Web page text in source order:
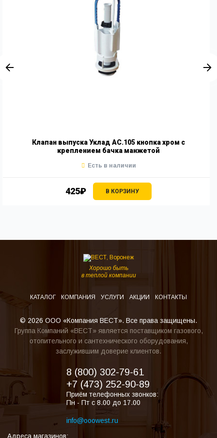
Клапан выпуска Уклад АС.105 кнопка хром c
креплением бачка манжетой
425₽ В КОРЗИНУ
Есть в наличии
Хорошо быть
в теплой компании
КАТАЛОГ КОМПАНИЯ УСЛУГИ АКЦИИ КОНТАКТЫ
© 2026 ООО «Компания ВЕСТ». Все права защищены.
Группа Компаний «ВЕСТ» является поставщиком газового,
отопительного и сантехнического оборудования,
заслужившим доверие клиентов.
8 (800) 302-79-61
+7 (473) 252-90-89
Приём телефонных звонков:
Пн - Пт с 8.00 до 17.00
info@ooowest.ru
Адреса магазинов: